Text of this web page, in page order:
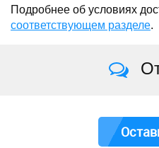
Подробнее об условиях
соответствующем разделе.